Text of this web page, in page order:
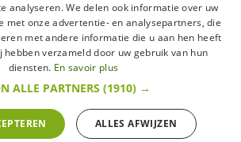
vermeldingen
Algemene verkoopsvoorwaarden
withdrawal rights
©2015 Les Secrets du Chef/Alle prijzen op deze website
6 april 2010 geeft de consument het recht om binnen 14
terug te komen.
ENGLISH
analyseren. We delen ook informatie over uw
met onze advertentie- en analysepartners, die
met andere informatie die u aan hen heeft
verzameld door uw gebruik van hun
diensten. En savoir plus
ALLE PARTNERS (1910) →
ALLES AFWIJZEN